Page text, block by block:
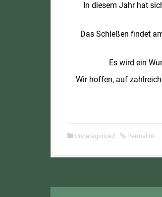
In diesem Jahr hat
Das Schießen findet
Es wird ein
Wir hoffen, auf
Uncategorized Permalink